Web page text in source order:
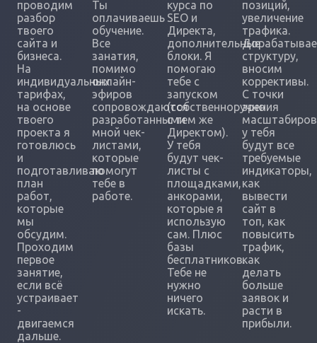
проводим
разбор
твоего
сайта и
бизнеса.
На
индивидуальных
тарифах,
на основе
твоего
проекта я
готовлюсь
и
подготавливаю
план
работ,
которые
мы
обсудим.
Проходим
первое
занятие,
если всё
устраивает
-
двигаемся
дальше.
Ты
оплачиваешь
обучение.
Все
занатия,
помимо
онлайн-
эфиров
сопровождаются
разработанными
мной чек-
листами,
которые
помогут
тебе в
работе.
курса по
SEO и
Директа,
дополнительные
блоки. Я
помогаю
тебе с
запуском
(собственноручно
с тем же
Директом).
У тебя
будут чек-
листы с
площадками,
анкорами,
которые я
использую
сам. Плюс
базы
бесплатников.
Тебе не
нужно
ничего
искать.
позиций,
увеличение
трафика.
структуру,
вносим
коррективы.
С точки
зрения
у тебя
будут все
требуемые
индикаторы,
как
вывести
сайт в
топ, как
повысить
трафик,
как
делать
больше
заявок и
расти в
прибыли.